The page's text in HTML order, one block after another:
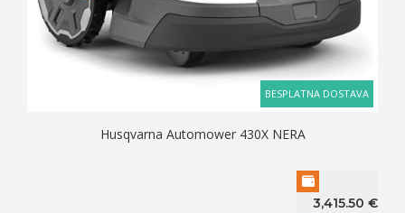
BESPLATNA DOSTAVA
Husqvarna Automower 430X NERA
3,415.50 €